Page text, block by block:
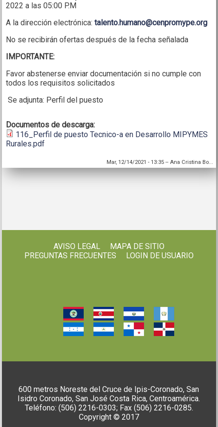
2022 a las 05:00 P.M
A la dirección electrónica:talento.humano@cenpromype.org
No se recibirán ofertas después de la fecha señalada
IMPORTANTE:
Favor abstenerse enviar documentación si no cumple con
todos los requisitos solicitados
Se adjunta: Perfil del puesto
Documentos de descarga:
116_Perfil de puesto Tecnico-a en Desarrollo MIPYMES
Rurales.pdf
Mar, 12/14/2021 - 13:35-- Ana Cristina Bo...
AVISO LEGAL
MAPA DE SITIO
PREGUNTAS FRECUENTES
LOGIN DE USUARIO
600 metros Noreste del Cruce de Ipis-Coronado, San
Isidro Coronado, San José Costa Rica, Centroamérica.
Teléfono: (506) 2216-0303; Fax (506) 2216-0285.
Copyright © 2017